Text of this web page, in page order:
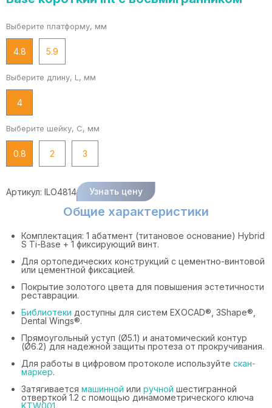
Выберите платформу, мм
4.8 5.9
Выберите длину, L, мм
4
Выберите шейку, C, мм
0.8 2 3
Артикул: ILO4814 Узнать цену
Общие характеристики
Комплектация: 1 абатмент (титановое основание) Hybrid
S Ti-Base + 1 фиксирующий винт.
Для ортопедических конструкций с цементно-винтовой
или цементной фиксацией.
Покрытие золотого цвета для повышения эстетичности
реставрации.
Библиотеки доступны для систем EXOCAD®, 3Shape®,
Dental Wings®.
Прямоугольный уступ (Ø5.1) и анатомический контур
(Ø6.2) для надежной защиты протеза от прокручивания.
Для работы в цифровом протоколе используйте скан-
маркер.
Затягивается машинной или ручной шестигранной
отверткой 1.2 с помощью динамометрического ключа
KTW001.